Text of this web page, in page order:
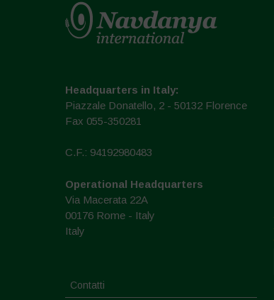
Headquarters in Italy:
Piazzale Donatello, 2 - 50132 Florence
Fax 055-350281
C.F.: 94192980483
Operational Headquarters
Via Macerata 22A
00176 Rome - Italy
Italy
Contatti